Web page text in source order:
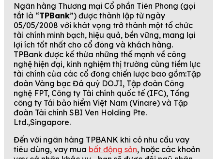
Ngân hàng Thương mại Cổ phần Tiên Phong (gọi
tắt là “TPBank”) được thành lập từ ngày
05/05/2008 với khát vọng trở thành một tổ chức
tài chính minh bạch, hiệu quả, bền vững, mang lại
lợi ích tốt nhất cho cổ đông và khách hàng.
TPBank được kế thừa những thế mạnh về công
nghệ hiện đại, kinh nghiệm thị trường cùng tiềm lực
tài chính của các cổ đông chiến lược bao gồm:Tập
đoàn Vàng bạc Đá quý DOJI, Tập đoàn Công
nghệ FPT, Công ty Tài chính quốc tế (IFC), Tổng
công ty Tái bảo hiểm Việt Nam (Vinare) và Tập
đoàn Tài chính SBI Ven Holding Pte.
Ltd.,Singapore.
Đến với ngân hàng TPBANK khi có nhu cầu vay
tiêu dùng, vay mua bất động sản, hoặc các khoản